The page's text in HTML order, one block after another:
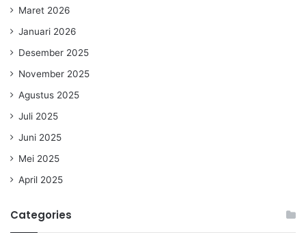
Maret 2026
Januari 2026
Desember 2025
November 2025
Agustus 2025
Juli 2025
Juni 2025
Mei 2025
April 2025
Categories